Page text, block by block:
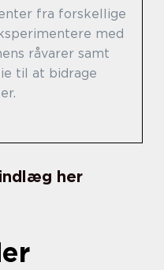
fra forskellige
med
råvarer samt
til at bidrage
her